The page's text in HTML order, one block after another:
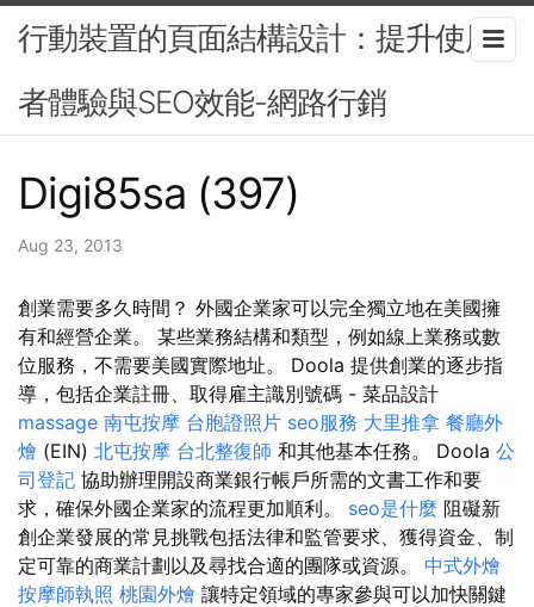
行動裝置的頁面結構設計：提升使用
者體驗與SEO效能-網路行銷
Digi85sa (397)
Aug 23, 2013
創業需要多久時間？ 外國企業家可以完全獨立地在美國擁
有和經營企業。 某些業務結構和類型，例如線上業務或數
位服務，不需要美國實際地址。 Doola 提供創業的逐步指
導，包括企業註冊、取得雇主識別號碼 - 菜品設計
massage 南屯按摩 台胞證照片 seo服務 大里推拿 餐廳外
燴 (EIN) 北屯按摩 台北整復師 和其他基本任務。 Doola 公
司登記 協助辦理開設商業銀行帳戶所需的文書工作和要
求，確保外國企業家的流程更加順利。 seo是什麼 阻礙新
創企業發展的常見挑戰包括法律和監管要求、獲得資金、制
定可靠的商業計劃以及尋找合適的團隊或資源。 中式外燴
按摩師執照 桃園外燴 讓特定領域的專家參與可以加快關鍵